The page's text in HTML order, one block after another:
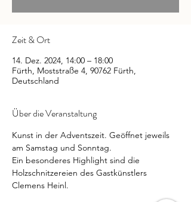
Zeit & Ort
14. Dez. 2024, 14:00 – 18:00
Fürth, Moststraße 4, 90762 Fürth,
Deutschland
Über die Veranstaltung
Kunst in der Adventszeit. Geöffnet jeweils
am Samstag und Sonntag.
Ein besonderes Highlight sind die
Holzschnitzereien des Gastkünstlers
Clemens Heinl.